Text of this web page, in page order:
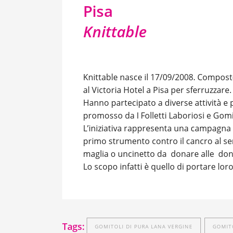
Pisa
Knittable
Knittable nasce il 17/09/2008.
al Victoria Hotel a Pisa per sferruzzare.
Hanno partecipato a diverse attività
promosso da I Folletti Laboriosi e
L’iniziativa rappresenta una
primo strumento contro il cancro al
maglia o uncinetto da donare alle
Lo scopo infatti è quello di portare
Tags: GOMITOLI DI PURA LANA VERGINE